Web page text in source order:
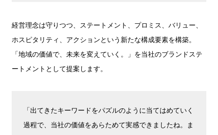
経営理念は守りつつ、ステートメント、プロミス、バリュー、
ホスピタリティ、アクションという新たな構成要素を構築。
「地域の価値で、未来を変えていく。」を当社のブランドステ
ートメントとして提案します。
「出てきたキーワードをパズルのように当てはめていく
過程で、当社の価値をあらためて実感できましたね。ま